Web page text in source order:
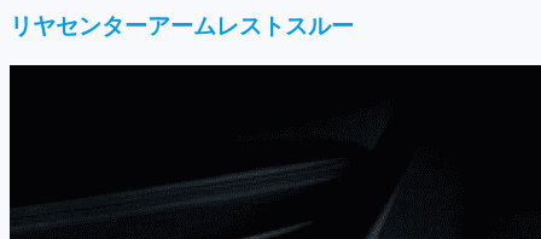
リヤセンターアームレストスルー